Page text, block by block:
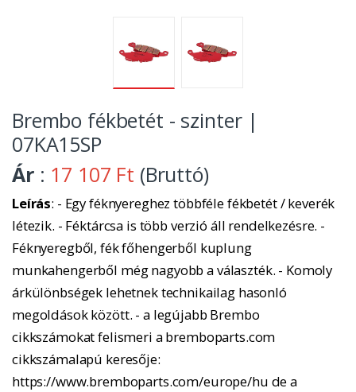
Brembo fékbetét - szinter |
07KA15SP
Ár : 17 107 Ft (Bruttó)
Leírás: - Egy féknyereghez többféle fékbetét / keverék
létezik. - Féktárcsa is több verzió áll rendelkezésre. -
Féknyeregből, fék főhengerből kuplung
munkahengerből még nagyobb a választék. - Komoly
árkülönbségek lehetnek technikailag hasonló
megoldások között. - a legújabb Brembo
cikkszámokat felismeri a bremboparts.com
cikkszámalapú keresője:
https://www.bremboparts.com/europe/hu de a